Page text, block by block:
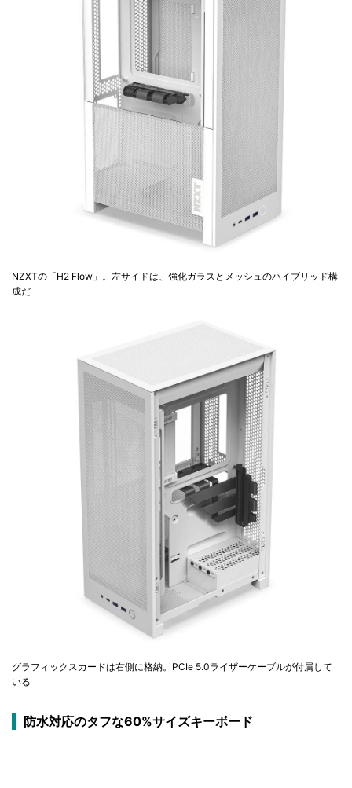
NZXTの「H2 Flow」。左サイドは、強化ガラスとメッシュのハイブリッド構
成だ
グラフィックスカードは右側に格納。PCIe 5.0ライザーケーブルが付属して
いる
防水対応のタフな60%サイズキーボード